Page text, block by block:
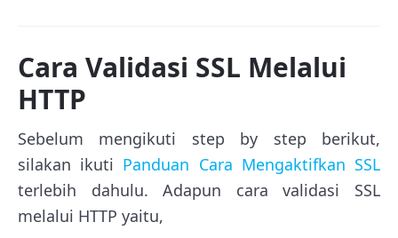
Cara Validasi SSL Melalui
HTTP
Sebelum mengikuti step by step berikut,
silakan ikuti Panduan Cara Mengaktifkan SSL
terlebih dahulu. Adapun cara validasi SSL
melalui HTTP yaitu,